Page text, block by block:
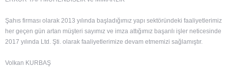
Teklif İste
Ücretsiz Keşif Formu
Yasal Uyarı
Şahıs firması olarak 2013 yılında başladığımız yapı sektöründeki faaliyetlerimiz
her geçen gün artan müşteri sayımız ve imza attığımız başarılı işler neticesinde
2017 yılında Ltd. Şti. olarak faaliyetlerimize devam etmemizi sağlamıştır.
Volkan KURBAŞ